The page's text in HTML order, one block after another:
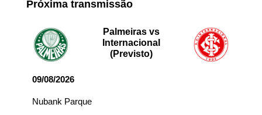
Próxima transmissão
Palmeiras vs
Internacional
(Previsto)
09/08/2026
Nubank Parque